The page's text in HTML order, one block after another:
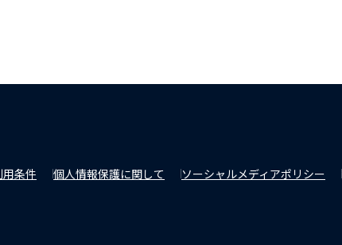
条件 個人情報保護に関して ソーシャルメディアポリシー